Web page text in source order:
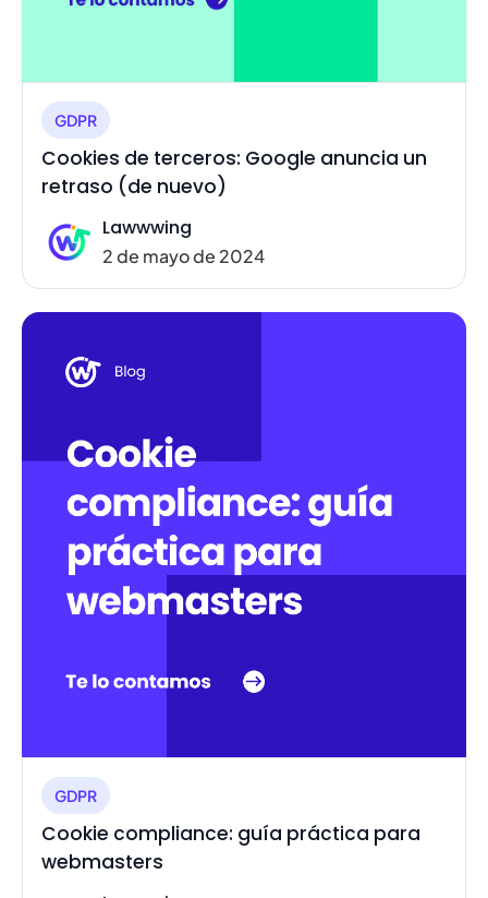
GDPR
Cookies de terceros: Google anuncia un
retraso (de nuevo)
Lawwwing
2 de mayo de 2024
GDPR
Cookie compliance: guía práctica para
webmasters